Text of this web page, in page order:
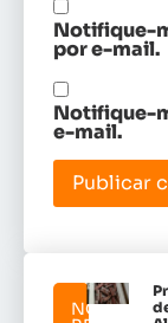
Notifique-
por e-mail.
Notifique-
e-mail.
NOTICIAS